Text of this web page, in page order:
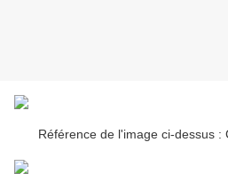
Référence de l'image ci-dessus